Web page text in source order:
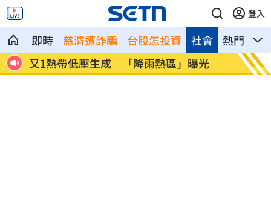
登入
即時 慈濟遭詐騙 台股怎投資 熱門 影
社會
開
又1熱帶低壓生成 「降雨熱區」曝光
美伊
畫